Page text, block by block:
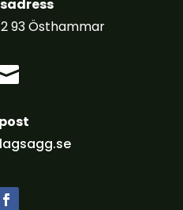
93 Östhammar